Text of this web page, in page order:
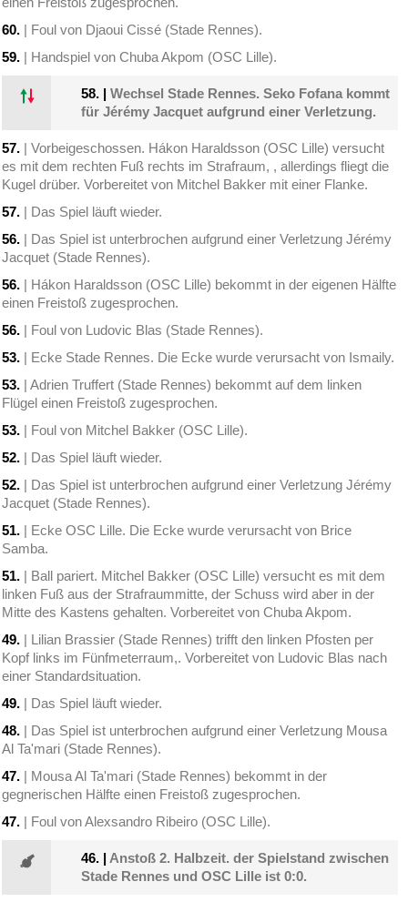
60. | Foul von Djaoui Cissé (Stade Rennes).
59. | Handspiel von Chuba Akpom (OSC Lille).
58. |Wechsel Stade Rennes. Seko Fofana kommt
für Jérémy Jacquet aufgrund einer Verletzung.
57. | Vorbeigeschossen. Hákon Haraldsson (OSC Lille) versucht
es mit dem rechten Fuß rechts im Strafraum, , allerdings fliegt die
Kugel drüber. Vorbereitet von Mitchel Bakker mit einer Flanke.
57. | Das Spiel läuft wieder.
56. | Das Spiel ist unterbrochen aufgrund einer Verletzung Jérémy
Jacquet (Stade Rennes).
56. | Hákon Haraldsson (OSC Lille) bekommt in der eigenen Hälfte
einen Freistoß zugesprochen.
56. | Foul von Ludovic Blas (Stade Rennes).
53. | Ecke Stade Rennes. Die Ecke wurde verursacht von Ismaily.
53. | Adrien Truffert (Stade Rennes) bekommt auf dem linken
Flügel einen Freistoß zugesprochen.
53. | Foul von Mitchel Bakker (OSC Lille).
52. | Das Spiel läuft wieder.
52. | Das Spiel ist unterbrochen aufgrund einer Verletzung Jérémy
Jacquet (Stade Rennes).
51. | Ecke OSC Lille. Die Ecke wurde verursacht von Brice
Samba.
51. | Ball pariert. Mitchel Bakker (OSC Lille) versucht es mit dem
linken Fuß aus der Strafraummitte, der Schuss wird aber in der
Mitte des Kastens gehalten. Vorbereitet von Chuba Akpom.
49. | Lilian Brassier (Stade Rennes) trifft den linken Pfosten per
Kopf links im Fünfmeterraum,. Vorbereitet von Ludovic Blas nach
einer Standardsituation.
49. | Das Spiel läuft wieder.
48. | Das Spiel ist unterbrochen aufgrund einer Verletzung Mousa
Al Ta'mari (Stade Rennes).
47. | Mousa Al Ta'mari (Stade Rennes) bekommt in der
gegnerischen Hälfte einen Freistoß zugesprochen.
47. | Foul von Alexsandro Ribeiro (OSC Lille).
46. | Anstoß 2. Halbzeit. der Spielstand zwischen
Stade Rennes und OSC Lille ist 0:0.